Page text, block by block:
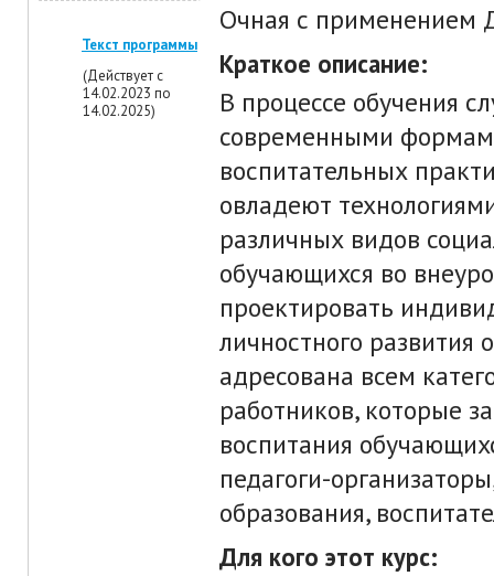
Текст программы
(Действует с
14.02.2023 по
14.02.2025)
Очная с применением
Краткое описание:
В процессе обучения
современными
воспитательных
овладеют
различных видов
обучающихся во
проектировать
личностного
адресована всем
работников, которые
воспитания
педагоги-
образования,
Для кого этот курс: